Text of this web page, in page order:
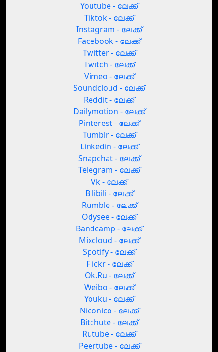
Youtube - ലേക്ക്
Tiktok - ലേക്ക്
Instagram - ലേക്ക്
Facebook - ലേക്ക്
Twitter - ലേക്ക്
Twitch - ലേക്ക്
Vimeo - ലേക്ക്
Soundcloud - ലേക്ക്
Reddit - ലേക്ക്
Dailymotion - ലേക്ക്
Pinterest - ലേക്ക്
Tumblr - ലേക്ക്
Linkedin - ലേക്ക്
Snapchat - ലേക്ക്
Telegram - ലേക്ക്
Vk - ലേക്ക്
Bilibili - ലേക്ക്
Rumble - ലേക്ക്
Odysee - ലേക്ക്
Bandcamp - ലേക്ക്
Mixcloud - ലേക്ക്
Spotify - ലേക്ക്
Flickr - ലേക്ക്
Ok.Ru - ലേക്ക്
Weibo - ലേക്ക്
Youku - ലേക്ക്
Niconico - ലേക്ക്
Bitchute - ലേക്ക്
Rutube - ലേക്ക്
Peertube - ലേക്ക്